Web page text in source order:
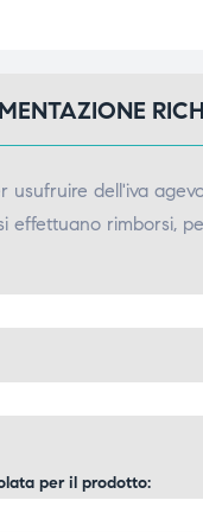
usufruire dell'iva
effettuano rimborsi,
per il prodotto: